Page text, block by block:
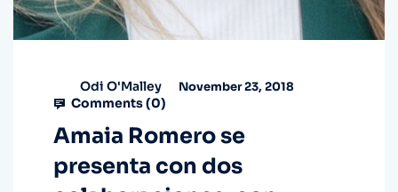
Odi O'Malley November 23, 2018
Comments (0)
Amaia Romero se
presenta con dos